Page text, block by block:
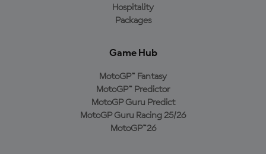
Hospitality
Packages
Game Hub
MotoGP™ Fantasy
MotoGP™ Predictor
MotoGP Guru Predict
MotoGP Guru Racing 25/26
MotoGP™26